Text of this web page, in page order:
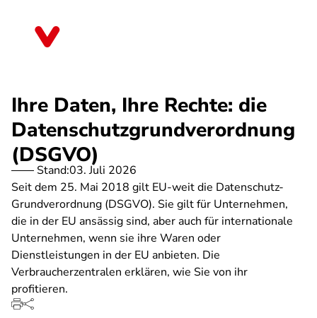
Ihre Daten, Ihre Rechte: die
Datenschutzgrundverordnung
(DSGVO)
Stand:03. Juli 2026
Seit dem 25. Mai 2018 gilt EU-weit die Datenschutz-
Grundverordnung (DSGVO). Sie gilt für Unternehmen,
die in der EU ansässig sind, aber auch für internationale
Unternehmen, wenn sie ihre Waren oder
Dienstleistungen in der EU anbieten. Die
Verbraucherzentralen erklären, wie Sie von ihr
profitieren.